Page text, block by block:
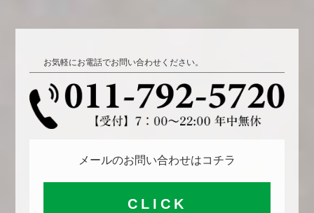
お気軽にお電話でお問い合わせください。
メールのお問い合わせはコチラ
CLICK